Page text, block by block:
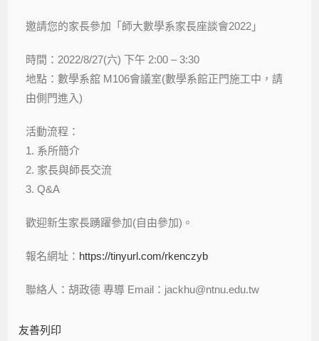
邀請您的家長參加「 師大數學系家長座談會2022 」
時間：2022/8/27(六) 下午 2:00 – 3:30
地點：數學系舘 M106會議室(數學系館正門施工中，請
由側門進入)
活動流程：
1. 系所簡介
2. 家長與師長交流
3. Q&A
歡迎新生家長踴躍參加(自由參加)。
報名網址： https://tinyurl.com/rkenczyb
聯絡人：胡政德 專導 Email：jackhu@ntnu.edu.tw
友善列印